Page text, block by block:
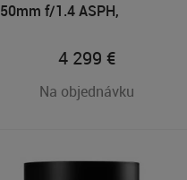
50mm f/1.4 ASPH,
4 299 €
Na objednávku